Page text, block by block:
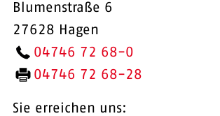
Blumenstraße 6
27628 Hagen
04746 72 68-0
04746 72 68-28
Sie erreichen uns: